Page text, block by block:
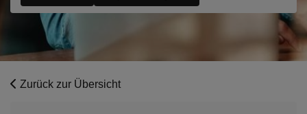
Zurück zur Übersicht